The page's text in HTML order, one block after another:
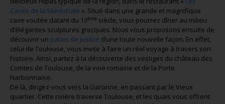
Caves de la Maréchale ». Situé dans une grande et magnifique
cave voutée datant du 13ème siècle, vous pourrez dîner au milieu
d’élégantes sculptures grecques. Nous vous proposons ensuite de
découvrir un palais de justice d’une toute nouvelle façon. En effet,
celui de Toulouse, vous invite à faire un réel voyage à travers son
histoire. Ainsi, partez à la découverte des vestiges du château des
Comtes de Toulouse, de la voie romaine et de la Porte
Narbonnaise.
De là, dirigez-vous vers la Garonne, en passant par le Vieux
quartier. Cette rivière traverse Toulouse, et les quais vous offrent